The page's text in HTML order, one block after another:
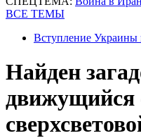
ВСЕ ТЕМЫ
Вступление
Найден
движущийся